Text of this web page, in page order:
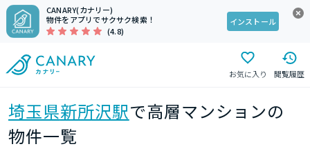
CANARY(カナリー)
物件をアプリでサクサク検索！
(4.8)
インストール
お気に入り 閲覧履歴
埼玉県新所沢駅で高層マンションの
物件一覧